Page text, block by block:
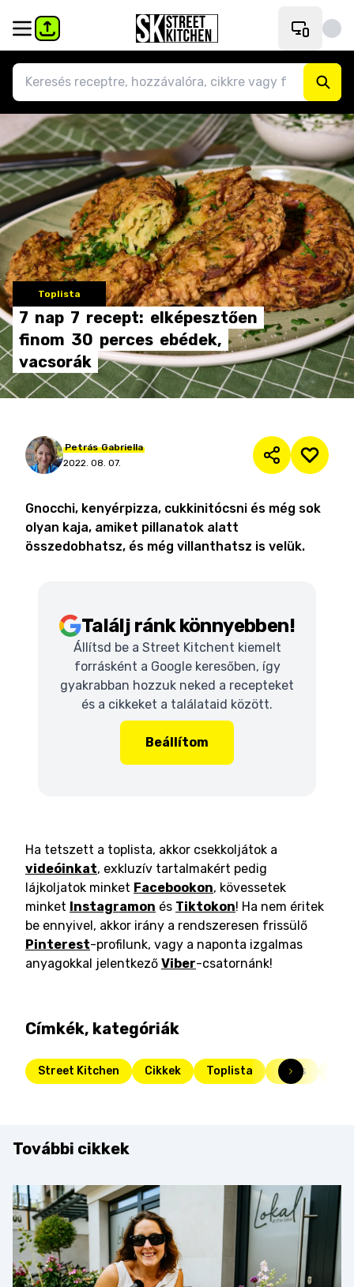
Toplista
7 nap 7 recept: elképesztően
finom 30 perces ebédek,
vacsorák
Petrás Gabriella
2022. 08. 07.
Gnocchi, kenyérpizza, cukkinitócsni és még sok
olyan kaja, amiket pillanatok alatt
összedobhatsz, és még villanthatsz is velük.
Találj ránk könnyebben!
Állítsd be a Street Kitchent kiemelt
forrásként a Google keresőben, így
gyakrabban hozzuk neked a recepteket
és a cikkeket a találataid között.
Beállítom
Ha tetszett a toplista, akkor csekkoljátok a
videóinkat, exkluzív tartalmakért pedig
lájkoljatok minket Facebookon, kövessetek
minket Instagramon és Tiktokon! Ha nem éritek
be ennyivel, akkor irány a rendszeresen frissülő
Pinterest-profilunk, vagy a naponta izgalmas
anyagokkal jelentkező Viber-csatornánk!
Címkék, kategóriák
Street Kitchen Cikkek Toplista Friss
További cikkek